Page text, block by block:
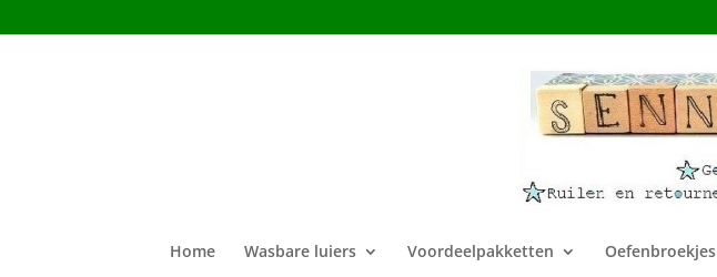
Home Wasbare luiers Voordeelpakketten Oefenbroekjes